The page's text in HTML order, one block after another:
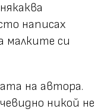
написах
малките си
на автора.
никой не